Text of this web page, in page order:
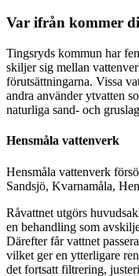
Var ifrån kommer
Tingsryds kommun har
skiljer sig mellan
förutsättningarna. Vissa
andra använder ytvatten
naturliga sand- och
Hensmåla vattenverk
Hensmåla vattenverk
Sandsjö, Kvarnamåla,
Råvattnet utgörs
en behandling som
Därefter får vattnet
vilket ger en ytterligare
det fortsatt filtrering,